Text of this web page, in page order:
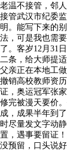
老温不接管，邻
接管武汉市纪委
明。能写下来的
法，可是我也需
了。客岁12月31
二条，给大师提
父亲正在本地工
撤销高校教师资
证，奥运冠军张
修完被漫天要价
成，成果半年到
时尽量发文字动
置，遇事要留证
没预留，口头说